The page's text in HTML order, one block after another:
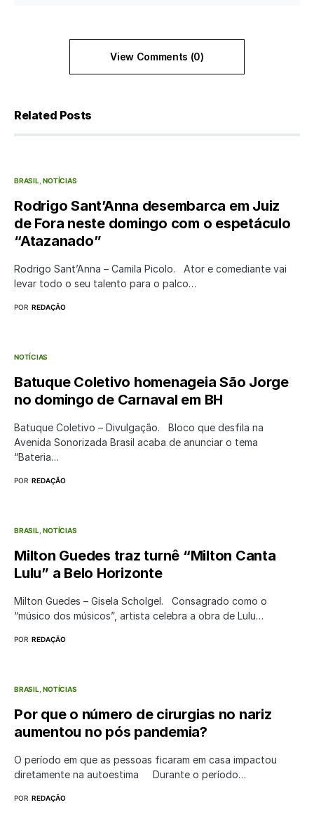
View Comments (0)
Related Posts
BRASIL NOTÍCIAS
Rodrigo Sant’Anna desembarca em Juiz
de Fora neste domingo com o espetáculo
“Atazanado”
Rodrigo Sant’Anna – Camila Picolo. Ator e comediante vai
levar todo o seu talento para o palco…
POR REDAÇÃO
NOTÍCIAS
Batuque Coletivo homenageia São Jorge
no domingo de Carnaval em BH
Batuque Coletivo – Divulgação. Bloco que desfila na
Avenida Sonorizada Brasil acaba de anunciar o tema
“Bateria…
POR REDAÇÃO
BRASIL NOTÍCIAS
Milton Guedes traz turnê “Milton Canta
Lulu” a Belo Horizonte
Milton Guedes – Gisela Scholgel. Consagrado como o
“músico dos músicos”, artista celebra a obra de Lulu…
POR REDAÇÃO
BRASIL NOTÍCIAS
Por que o número de cirurgias no nariz
aumentou no pós pandemia?
O período em que as pessoas ficaram em casa impactou
diretamente na autoestima Durante o período…
POR REDAÇÃO